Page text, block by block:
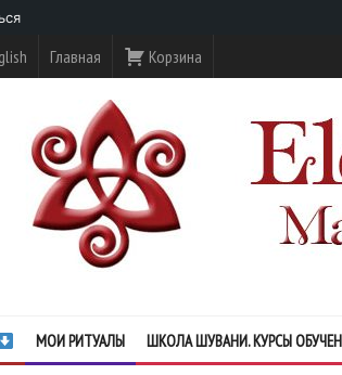
Главная Корзина
МОИ РИТУАЛЫ ШКОЛА ШУВАНИ. КУРСЫ